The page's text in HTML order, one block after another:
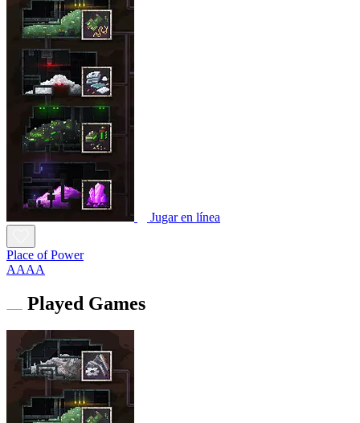
Jugar en línea
Place of Power
AAAA
Played Games